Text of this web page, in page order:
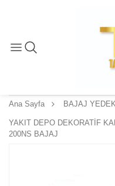
Ana Sayfa BAJAJ
YAKIT DEPO DEKORATİF
200NS BAJAJ